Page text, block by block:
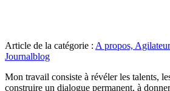
Article de la catégorie : A propos,
Journalblog
Mon travail consiste à révéler les talents,
construire un dialogue permanent, à